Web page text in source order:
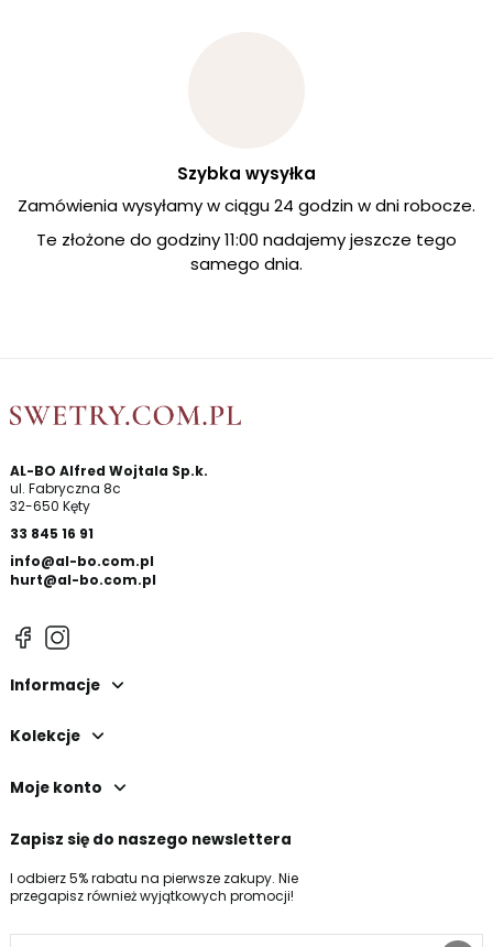
Szybka wysyłka
Zamówienia wysyłamy w ciągu 24 godzin w dni robocze.
Te złożone do godziny 11:00 nadajemy jeszcze tego
samego dnia.
AL-BO Alfred Wojtala Sp.k.
ul. Fabryczna 8c
32-650 Kęty
33 845 16 91
info@al-bo.com.pl
hurt@al-bo.com.pl
Informacje
Kolekcje
Moje konto
Zapisz się do naszego newslettera
I odbierz 5% rabatu na pierwsze zakupy. Nie
przegapisz również wyjątkowych promocji!